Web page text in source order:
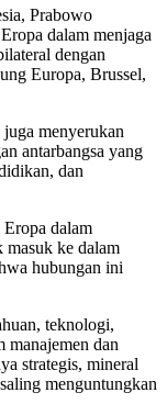
Prabowo
dalam menjaga
dengan
Europa, Brussel,
menyerukan
antarbangsa yang
dan
dalam
masuk ke dalam
hubungan ini
teknologi,
manajemen dan
strategis, mineral
menguntungkan